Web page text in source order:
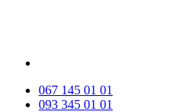
067 145 01 01
093 345 01 01